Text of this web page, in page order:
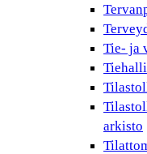
Tie- ja
arkisto